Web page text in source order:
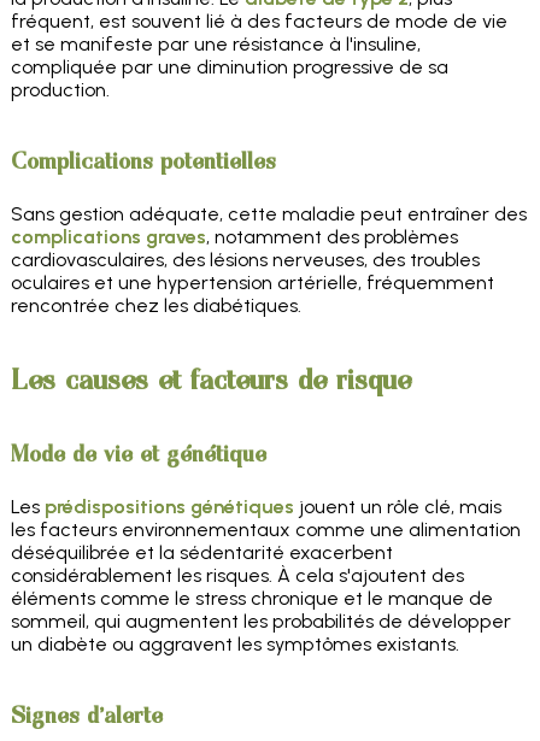
fréquent, est souvent lié à des facteurs de mode de vie
et se manifeste par une résistance à l'insuline,
compliquée par une diminution progressive de sa
production.
Complications potentielles
Sans gestion adéquate, cette maladie peut entraîner des
complications graves, notamment des problèmes
cardiovasculaires, des lésions nerveuses, des troubles
oculaires et une hypertension artérielle, fréquemment
rencontrée chez les diabétiques.
Les causes et facteurs de risque
Mode de vie et génétique
Les prédispositions génétiques jouent un rôle clé, mais
les facteurs environnementaux comme une alimentation
déséquilibrée et la sédentarité exacerbent
considérablement les risques. À cela s'ajoutent des
éléments comme le stress chronique et le manque de
sommeil, qui augmentent les probabilités de développer
un diabète ou aggravent les symptômes existants.
Signes d'alerte